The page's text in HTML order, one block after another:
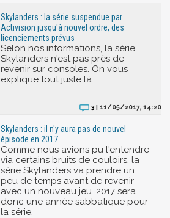
Skylanders : la série suspendue par
Activision jusqu'à nouvel ordre, des
licenciements prévus
Selon nos informations, la série
Skylanders n'est pas près de
revenir sur consoles. On vous
explique tout juste là.
3 | 11/05/2017, 14:20
Skylanders : il n'y aura pas de nouvel
épisode en 2017
Comme nous avions pu l'entendre
via certains bruits de couloirs, la
série Skylanders va prendre un
peu de temps avant de revenir
avec un nouveau jeu. 2017 sera
donc une année sabbatique pour
la série.